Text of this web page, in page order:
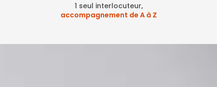
1 seul interlocuteur,
accompagnement de A à Z